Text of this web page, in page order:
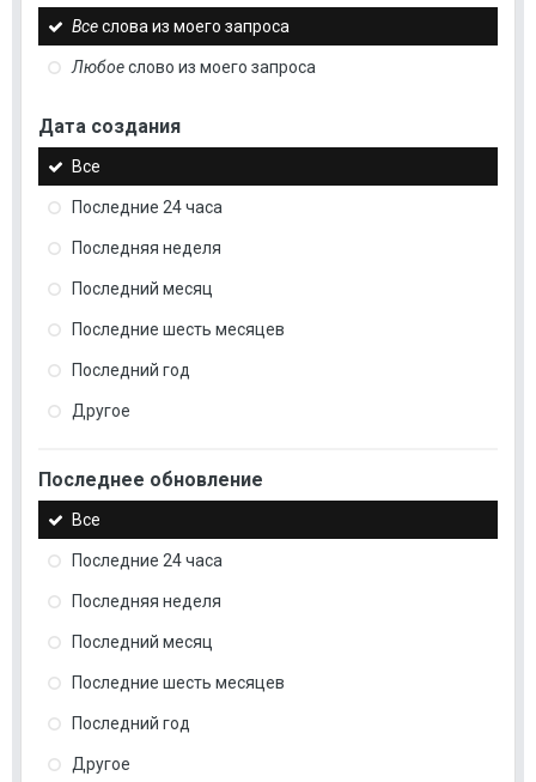
Всеслова из моего запроса
Любоеслово из моего запроса
Дата создания
Все
Последние 24 часа
Последняя неделя
Последний месяц
Последние шесть месяцев
Последний год
Другое
Последнее обновление
Все
Последние 24 часа
Последняя неделя
Последний месяц
Последние шесть месяцев
Последний год
Другое